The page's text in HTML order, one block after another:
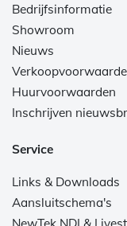
Bedrijfsinformatie
Showroom
Nieuws
Huurvoorwaarden
Inschrijven
Service
Links & Downloads
Aansluitschema's
NewTek NDI &